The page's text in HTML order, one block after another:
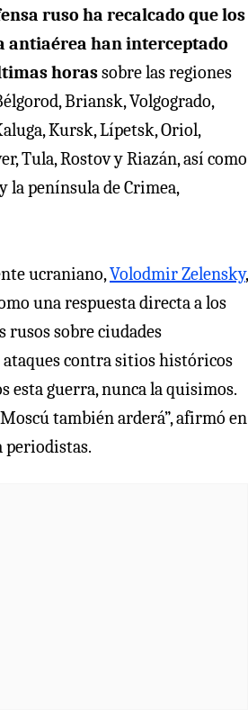
ruso ha recalcado que los
antiaérea han interceptado
horassobre las regiones
Briansk, Volgogrado,
Kursk, Lípetsk, Oriol,
Tula, Rostov y Riazán, así como
la península de Crimea,
ucraniano,Volodmir Zelensky,
una respuesta directa a los
rusos sobre ciudades
contra sitios históricos
esta guerra, nunca la quisimos.
también arderá”, afirmó en
periodistas.